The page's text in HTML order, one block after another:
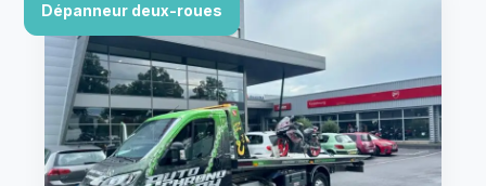
Dépanneur deux-roues